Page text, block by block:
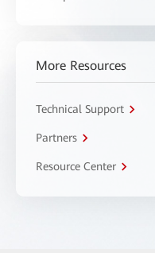
More Resources
Technical Support
Partners
Resource Center